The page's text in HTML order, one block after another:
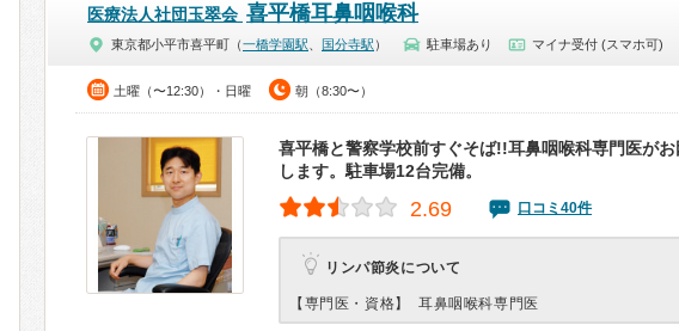
医療法人社団玉翠会 喜平橋耳鼻咽喉科
東京都小平市喜平町（一橋学園駅 国分寺駅 ） 駐車場あり マイナ受付 (スマホ可)
土曜（〜12:30）・日曜 朝（8:30〜）
喜平橋と警察学校前すぐそば!!耳鼻咽喉科専門医が
します。駐車場12台完備。
2.69 口コミ40件
リンパ節炎について
【専門医・資格】 耳鼻咽喉科専門医